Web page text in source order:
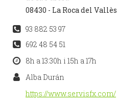
08430 - La Roca del Vallès
93 882 53 97
692 48 54 51
8h a 13:30h i 15h a 17h
Alba Durán
https://www.servisfx.com/